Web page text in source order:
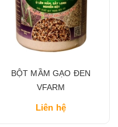
BỘT MẦM GẠO ĐEN
VFARM
Liên hệ